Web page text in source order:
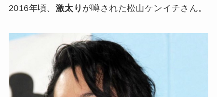
2016年頃、 激太り が噂された松山ケンイチさん。